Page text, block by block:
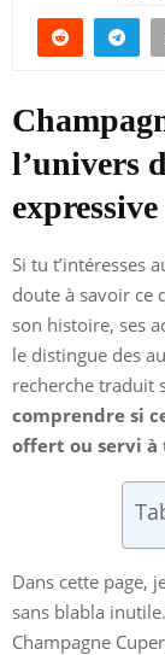
l’univers
expressive
Si tu t’intéresses
doute à savoir ce
son histoire, ses
le distingue des
recherche traduit
comprendre si
offert ou servi à
Dans cette page,
sans blabla
Champagne